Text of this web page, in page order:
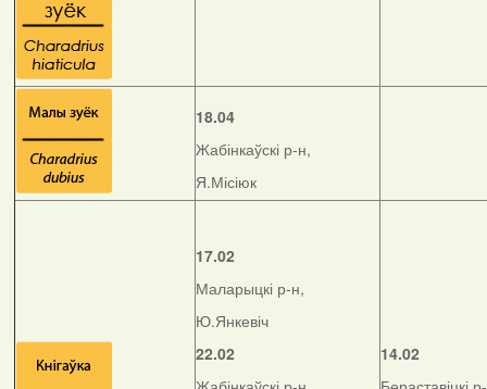
18.04
Жабінкаўскі р-н,
Я.Місіюк
17.02
Маларыцкі р-н,
Ю.Янкевіч
22.02
14.02